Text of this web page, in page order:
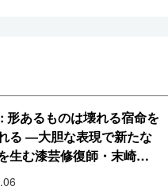
形あるものは壊れる宿命を
る ―大胆な表現で新たな
生む漆芸修復師・末崎広